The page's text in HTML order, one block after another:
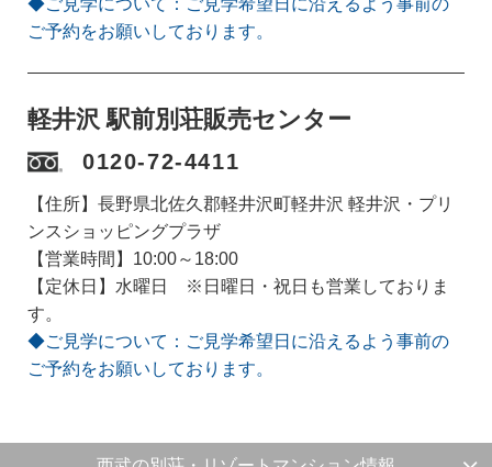
ご予約をお願いしております。
軽井沢 駅前別荘販売センター
0120-72-4411
【住所】長野県北佐久郡軽井沢町軽井沢 軽井沢・プリ
ンスショッピングプラザ
【営業時間】10:00～18:00
【定休日】水曜日 ※日曜日・祝日も営業しておりま
す。
◆ご見学について：ご見学希望日に沿えるよう事前の
ご予約をお願いしております。